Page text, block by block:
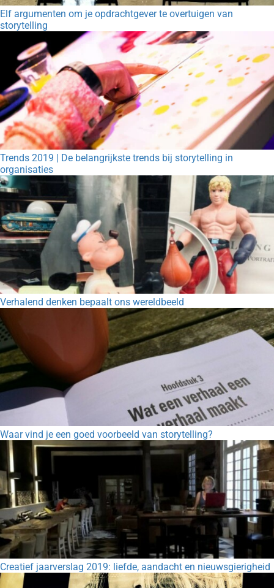
Elf argumenten om je opdrachtgever te overtuigen van
storytelling
Trends 2019 | De belangrijkste trends bij storytelling in
organisaties
Verhalend denken bepaalt ons wereldbeeld
Waar vind je een goed voorbeeld van storytelling?
Creatief jaarverslag 2019: liefde, aandacht en nieuwsgierigheid